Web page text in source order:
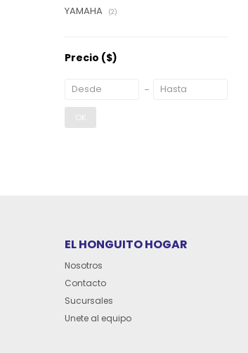
YAMAHA (2)
Precio ($)
OK
EL HONGUITO HOGAR
Nosotros
Contacto
Sucursales
Unete al equipo